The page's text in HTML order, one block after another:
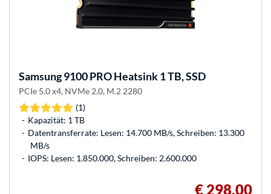
Samsung9100 PRO Heatsink 1 TB, SSD
PCIe 5.0 x4, NVMe 2.0, M.2 2280
(1)
Kapazität: 1 TB
Datentransferrate: Lesen: 14.700 MB/s, Schreiben: 13.300
MB/s
IOPS: Lesen: 1.850.000, Schreiben: 2.600.000
€ 298,00